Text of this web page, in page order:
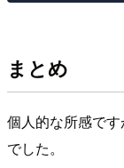
まとめ
個人的な所感で
でした。